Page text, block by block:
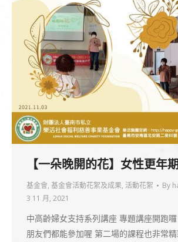
【一朵晚開的花】女性更年
基金會, 基金會活動花絮及成果, 活動花絮 By
3 11 月, 2021
中高齡婦女支持系列講座 專題講座開跑
朋友們都能參加喔 第二場的課程也非常